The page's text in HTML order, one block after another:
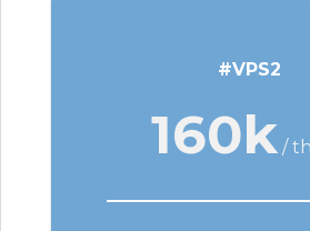
#VPS2
160k /